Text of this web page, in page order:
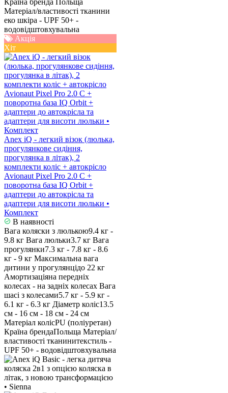
Матеріал/властивості тканини
еко шкіра - UPF 50+ -
водовідштовхувальна
Акція
Хіт
Anex iQ - легкий візок (люлька,
прогулянкове сидіння,
прогулянка в літак), 2
комплекти коліс + автокрісло
Avionaut Pixel Pro 2.0 C +
поворотна база IQ Orbit +
адаптери до автокрісла та
адаптери для висоти люльки •
Комплект
В наявності
Вага коляски з люлькою9.4 кг -
9.8 кг Вага люльки3.7 кг Вага
прогулянки7.3 кг - 7.8 кг - 8.6
кг - 9 кг Максимальна вага
дитини у прогулянцідо 22 кг
Амортизаціяна передніх
колесах - на задніх колесах Вага
шасі з колесами5.7 кг - 5.9 кг -
6.1 кг - 6.3 кг Діаметр коліс13.5
см - 16 см - 18 см - 24 см
Матеріал колісPU (поліуретан)
Країна брендаПольща Матеріал/
властивості тканинитекстиль -
UPF 50+ - водовідштовхувальна